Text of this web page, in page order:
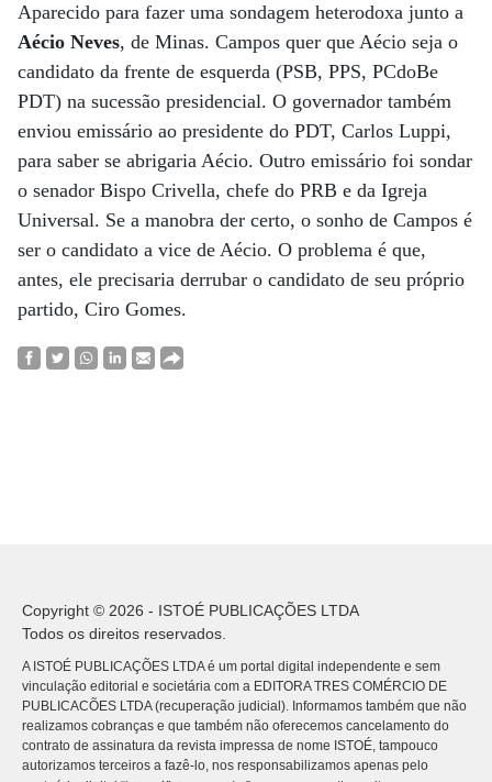
Aparecido para fazer uma sondagem heterodoxa junto a
Aécio Neves, de Minas. Campos quer que Aécio seja o
candidato da frente de esquerda (PSB, PPS, PCdoBe
PDT) na sucessão presidencial. O governador também
enviou emissário ao presidente do PDT, Carlos Luppi,
para saber se abrigaria Aécio. Outro emissário foi sondar
o senador Bispo Crivella, chefe do PRB e da Igreja
Universal. Se a manobra der certo, o sonho de Campos é
ser o candidato a vice de Aécio. O problema é que,
antes, ele precisaria derrubar o candidato de seu próprio
partido, Ciro Gomes.
Copyright © 2026 - ISTOÉ PUBLICAÇÕES LTDA
Todos os direitos reservados.
A ISTOÉ PUBLICAÇÕES LTDA é um portal digital independente e sem
vinculação editorial e societária com a EDITORA TRES COMÉRCIO DE
PUBLICACÕES LTDA (recuperação judicial). Informamos também que não
realizamos cobranças e que também não oferecemos cancelamento do
contrato de assinatura da revista impressa de nome ISTOÉ, tampouco
autorizamos terceiros a fazê-lo, nos responsabilizamos apenas pelo